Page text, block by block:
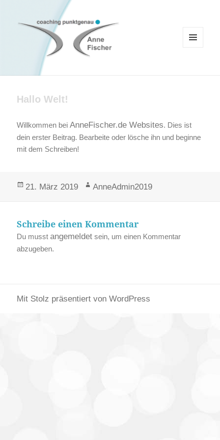
Coaching Punktgenau
Hallo Welt!
Willkommen beiAnneFischer.de Websites. Dies ist
dein erster Beitrag. Bearbeite oder lösche ihn und beginne
mit dem Schreiben!
Veröffentlicht
21. März 2019 Autor
AnneAdmin2019
Schreibe einen Kommentar
Du musstangemeldet sein, um einen Kommentar
abzugeben.
Mit Stolz präsentiert von WordPress